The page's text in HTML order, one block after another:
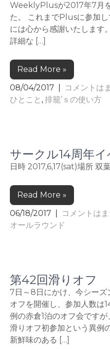
WeeklyPlusが2017年7月
た。 これまでPlusに参加
には心から感謝いたします
詳細な […]
Read More »
08/04/2017
コメントは
ひとこと , 排籠’ｓの使い方
サークル14周年イ
日時 2017,6,17(sat)場所 双
Read More »
06/18/2017
コメントは
オールラウンド
第42回滑りオフ
7日～8日にかけ、今シーズ
オフを開催し、参加人数は
例の赤倉1泊のオフ会です
滑りオフ初参加という異例
新鮮味のある […]